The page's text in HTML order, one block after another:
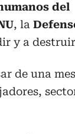
del
, la
y a
de una